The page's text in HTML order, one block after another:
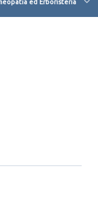
ed Erboristeria